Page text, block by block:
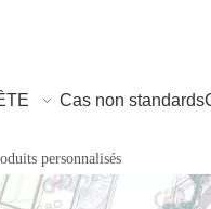
Cas non standards
personnalisés